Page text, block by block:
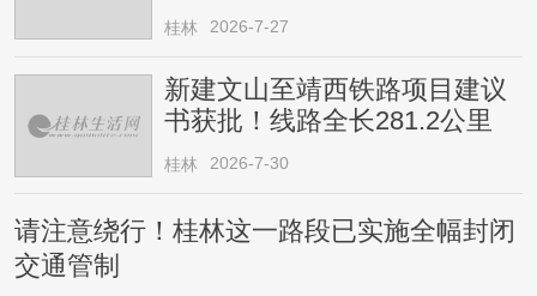
连胜
桂林 2026-7-27
新建文山至靖西铁路项目建议
书获批！线路全长281.2公里
桂林 2026-7-30
请注意绕行！桂林这一路段已实施全幅封闭
交通管制